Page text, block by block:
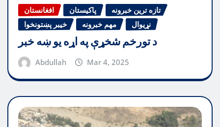
افغانستان پاکیستان
تازه ترین خبرونه
خیبر پښتونخوا
مهم خبرونه نړیوال
د تورخم شخړې په اړه یو ښه خبر
Abdullah Mar 4, 2025